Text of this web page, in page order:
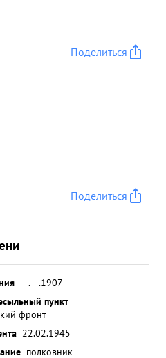
проявил умение управлять
проверял работу
Поделиться
Поделиться
__.__.1907
пункт
фронт
22.02.1945
полковник